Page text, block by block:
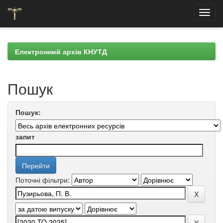
navigationЕлектронний архів КНУТД
Пошук
Пошук:
запит
Поточні фільтри: